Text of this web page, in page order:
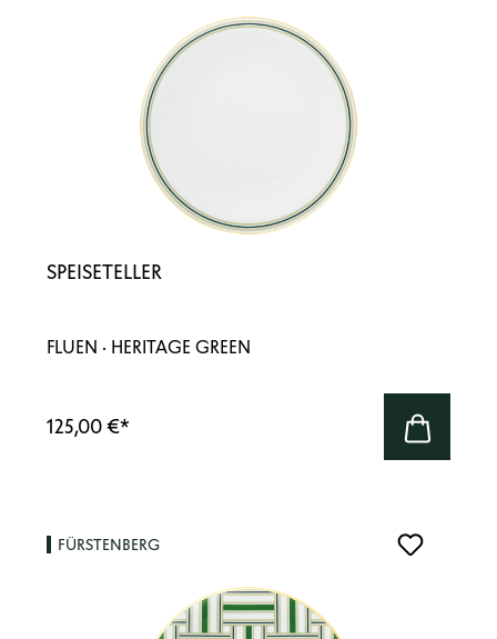
SPEISETELLER
FLUEN · HERITAGE GREEN
125,00 €*
FÜRSTENBERG